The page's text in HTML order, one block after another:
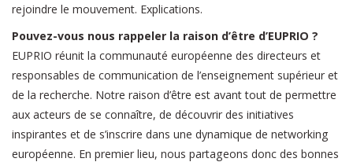
rejoindre le mouvement. Explications.
Pouvez-vous nous rappeler la raison d’être d’EUPRIO ?
EUPRIO réunit la communauté européenne des directeurs et
responsables de communication de l’enseignement supérieur et
de la recherche. Notre raison d’être est avant tout de permettre
aux acteurs de se connaître, de découvrir des initiatives
inspirantes et de s’inscrire dans une dynamique de networking
européenne. En premier lieu, nous partageons donc des bonnes